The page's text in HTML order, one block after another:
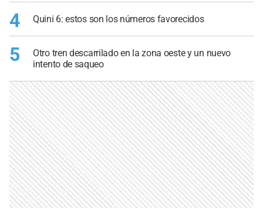
4 Quini 6: estos son los números favorecidos
5
Otro tren descarrilado en la zona oeste y un nuevo
intento de saqueo